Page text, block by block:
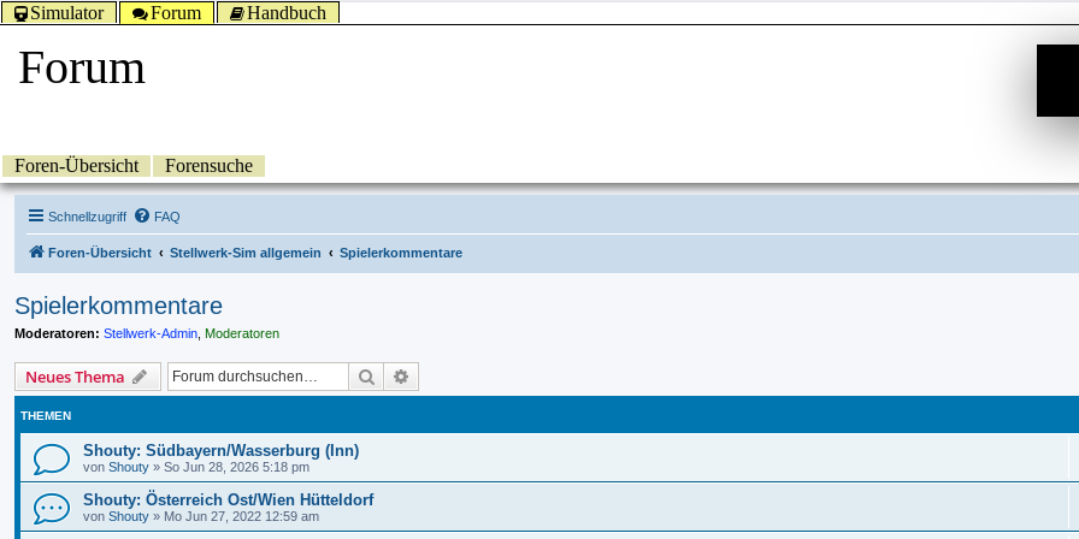
Simulator Forum Handbuch
Forum
Foren-Übersicht Forensuche
Schnellzugriff FAQ
Foren-Übersicht Stellwerk-Sim allgemein Spielerkommentare
Spielerkommentare
Moderatoren: Stellwerk-Admin Moderatoren
Neues Thema Suche
THEMEN
Shouty: Südbayern/Wasserburg (Inn)
von Shouty » So Jun 28, 2026 5:18 pm
Shouty: Österreich Ost/Wien Hütteldorf
von Shouty » Mo Jun 27, 2022 12:59 am